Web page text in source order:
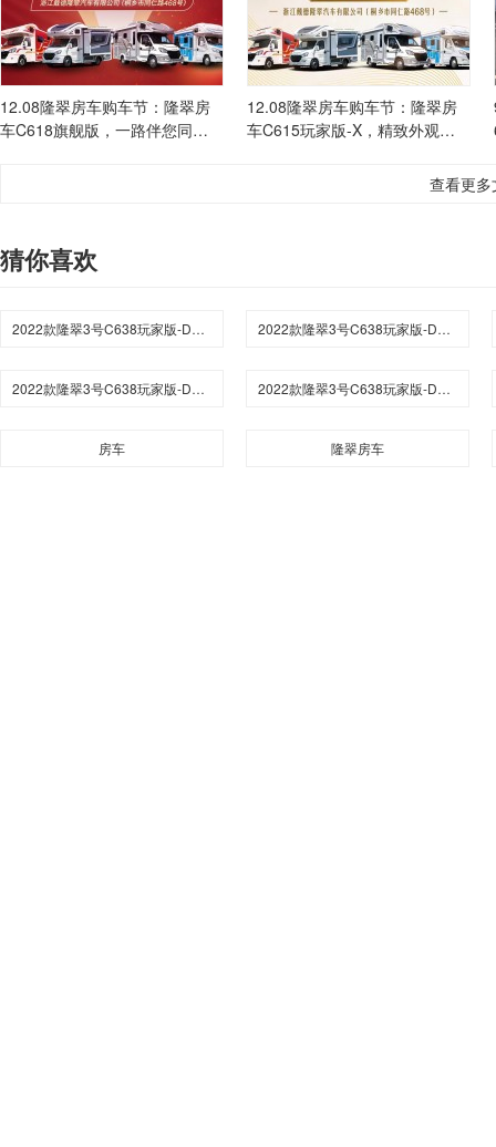
12.08隆翠房车购车节：隆翠房
车C618旗舰版，一路伴您同
12.08隆翠房车购车节：隆翠房
车C615玩家版-X，精致外观，
查看更多
猜你喜欢
2022款隆翠3号C638玩家版-D单拓综述介绍 2022款隆翠3号C638玩家版-D单拓参数
2022款隆翠3号C638玩家版-D单拓点评 2022款隆翠3号C638玩家版-D单拓报价
房车 隆翠房车